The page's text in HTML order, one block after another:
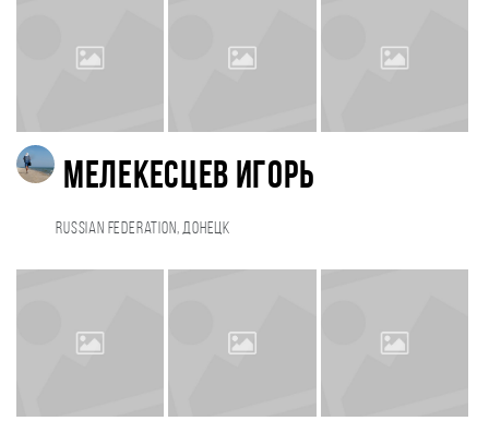
Мелекесцев Игорь
Russian Federation, Донецк